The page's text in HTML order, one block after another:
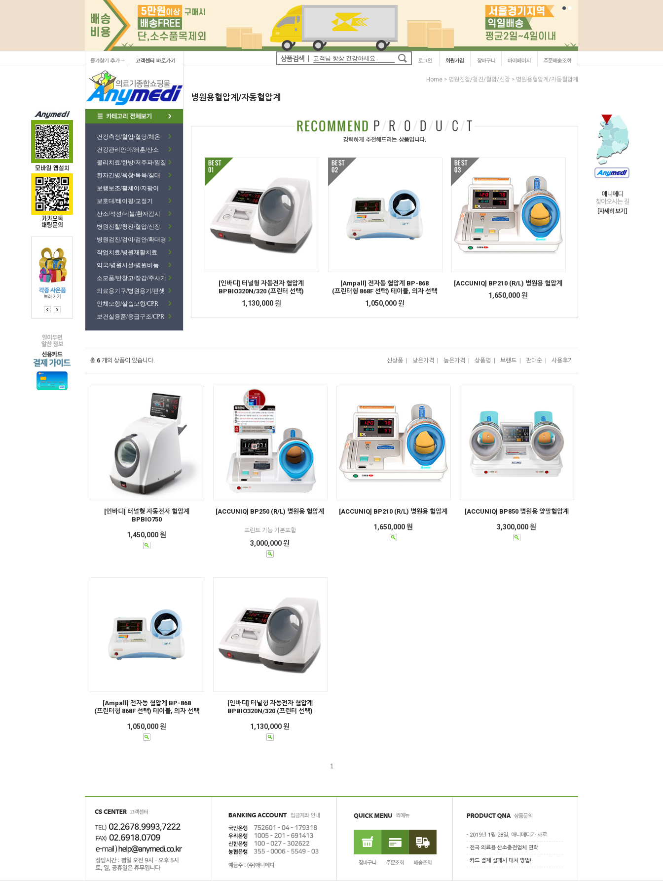
건강측정/혈압/혈당/체온
건강관리안마/좌훈/산소
물리치료/한방/저주파/찜질
환자간병/욕창/목욕/침대
보행보조/휠체어/지팡이
보호대/테이핑/교정기
산소/석션/네블/환자감시
병원진찰/청진/혈압/신장
병원검진/검이/검안/확대경
작업치료/병원재활치료
약국/병원시설/병원비품
소모품/반창고/장갑/주사기
의료용기구/병원용기/핀셋
인체모형/실습모형/CPR
보건실용품/응급구조/CPR
Home > 병원진찰/청진/혈압/신장 > 병원용혈압계/자동혈압계
병원용혈압계/자동혈압계
[인바디] 터널형 자동전자 혈압계
BPBIO320N/320 (프린터 선택)
1,130,000 원
[Ampall] 전자동 혈압계 BP-868
(프린터형 868F 선택) 테이블, 의자 선택
1,050,000 원
[ACCUNIQ] BP210 (R/L) 병원용 혈압계
1,650,000 원
총 6 개의 상품이 있습니다. 신상품 낮은가격 높은가격 상품명 브랜드 판매순 사용후기
[인바디] 터널형 자동전자 혈압계
BPBIO750
1,450,000 원
[ACCUNIQ] BP250 (R/L) 병원용 혈압계
프린트 기능 기본포함
3,000,000 원
[ACCUNIQ] BP210 (R/L) 병원용 혈압계
1,650,000 원
[ACCUNIQ] BP850 병원용 양팔혈압계
3,300,000 원
[Ampall] 전자동 혈압계 BP-868
(프린터형 868F 선택) 테이블, 의자 선택
1,050,000 원
[인바디] 터널형 자동전자 혈압계
BPBIO320N/320 (프린터 선택)
1,130,000 원
1
- 2019년 1월 28일, 애니메디가 새로
- 전국 의료용 산소충전업체 연락
- 카드 결제 실패시 대처 방법!
애니메디 고객센터 업무 시간 변경 안내
2019년 1월 28일 애니메디가 새로워집니다.